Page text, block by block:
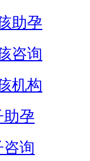
助孕
咨询
机构
助孕
询